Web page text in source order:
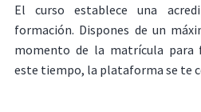
El curso establece una
formación. Dispones de un
momento de la matrícula para
este tiempo, la plataforma se te